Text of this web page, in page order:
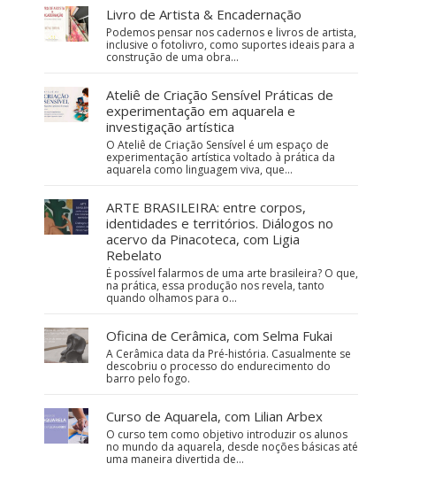
Livro de Artista & Encadernação
Podemos pensar nos cadernos e livros de artista,
inclusive o fotolivro, como suportes ideais para a
construção de uma obra…
Ateliê de Criação Sensível Práticas de
experimentação em aquarela e
investigação artística
O Ateliê de Criação Sensível é um espaço de
experimentação artística voltado à prática da
aquarela como linguagem viva, que…
ARTE BRASILEIRA: entre corpos,
identidades e territórios. Diálogos no
acervo da Pinacoteca, com Ligia
Rebelato
É possível falarmos de uma arte brasileira? O que,
na prática, essa produção nos revela, tanto
quando olhamos para o…
Oficina de Cerâmica, com Selma Fukai
A Cerâmica data da Pré-história. Casualmente se
descobriu o processo do endurecimento do
barro pelo fogo.
Curso de Aquarela, com Lilian Arbex
O curso tem como objetivo introduzir os alunos
no mundo da aquarela, desde noções básicas até
uma maneira divertida de…